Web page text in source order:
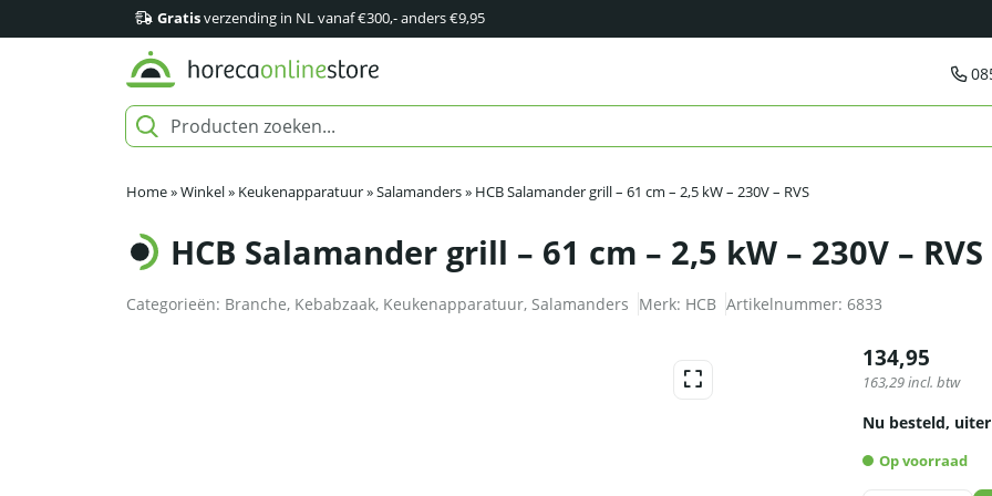
Gratisverzending in NL vanaf €300,- anders €9,95
Home»Winkel» Keukenapparatuur»Salamanders» HCB Salamander grill – 61 cm – 2,5 kW – 230V – RVS
HCB Salamander grill – 61 cm – 2,5 kW – 230V – RVS
Categorieën: Branche, Kebabzaak, Keukenapparatuur, Salamanders Merk: HCB Artikelnummer: 6833
134,95
163,29incl. btw
Nu besteld,
Op voorraad